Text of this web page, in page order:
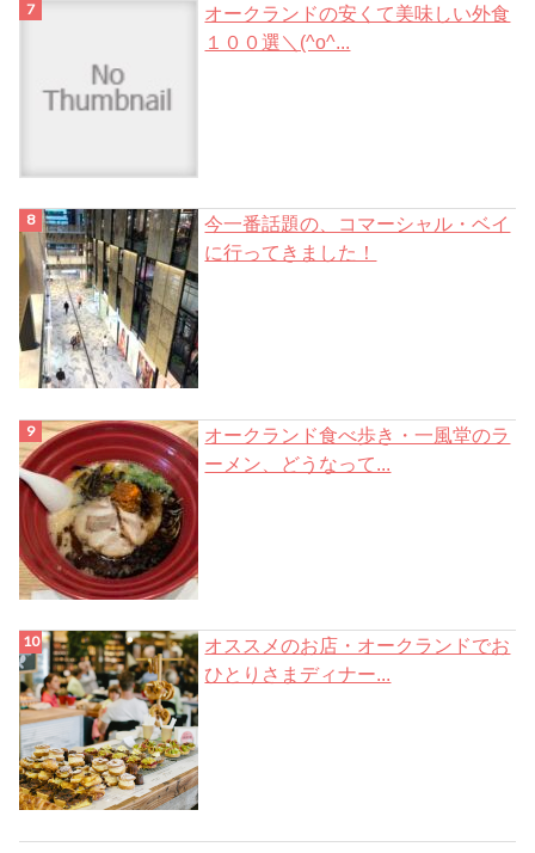
オークランドの安くて美味しい外食
１００選＼(^o^...
今一番話題の、コマーシャル・ベイ
に行ってきました！
オークランド食べ歩き・一風堂のラ
ーメン、どうなって...
オススメのお店・オークランドでお
ひとりさまディナー...